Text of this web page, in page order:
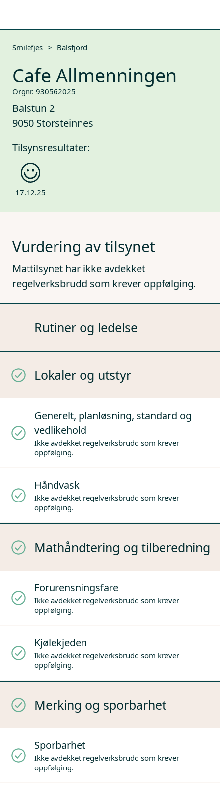
Smilefjes > Balsfjord
Cafe Allmenningen
Orgnr. 930562025
Balstun 2
9050 Storsteinnes
Tilsynsresultater:
17.12.25
Vurdering av tilsynet
Mattilsynet har ikke avdekket
regelverksbrudd som krever oppfølging.
Rutiner og ledelse
Lokaler og utstyr
Generelt, planløsning, standard og
vedlikehold
Ikke avdekket regelverksbrudd som krever
oppfølging.
Håndvask
Ikke avdekket regelverksbrudd som krever
oppfølging.
Mathåndtering og tilberedning
Forurensningsfare
Ikke avdekket regelverksbrudd som krever
oppfølging.
Kjølekjeden
Ikke avdekket regelverksbrudd som krever
oppfølging.
Merking og sporbarhet
Sporbarhet
Ikke avdekket regelverksbrudd som krever
oppfølging.